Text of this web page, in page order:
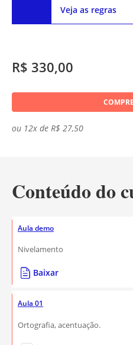
R$ 330,00
ou 12x de R$ 27,50
Veja as regras
Conteúdo do
Aula demo
Nivelamento
Baixar
Aula 01
Ortografia, acentuação.